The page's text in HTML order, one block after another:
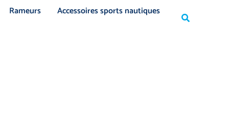
Rameurs Accessoires sports nautiques Rechercher
Rechercher